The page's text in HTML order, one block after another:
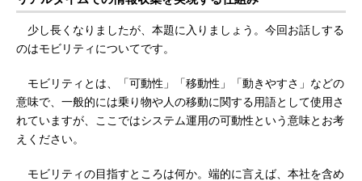
少し長くなりましたが、本題に入りましょう。今回お話しする
のはモビリティについてです。
モビリティとは、「可動性」「移動性」「動きやすさ」などの
意味で、一般的には乗り物や人の移動に関する用語として使用さ
れていますが、ここではシステム運用の可動性という意味とお考
えください。
モビリティの目指すところは何か。端的に言えば、本社を含め